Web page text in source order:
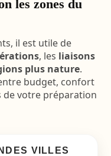
les zones du
il est utile de
, les liaisons
plus nature.
budget, confort
de votre préparation
VILLES